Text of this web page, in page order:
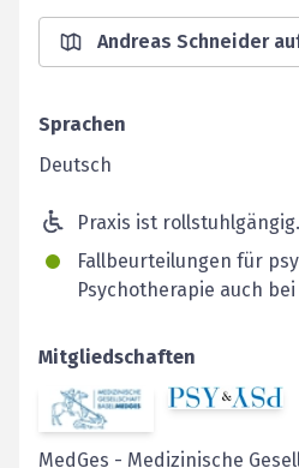
Andreas Schneider
Sprachen
Deutsch
Praxis ist rollstuhlgängig.
Fallbeurteilungen für
Psychotherapie auch
Mitgliedschaften
MedGes - Medizinische